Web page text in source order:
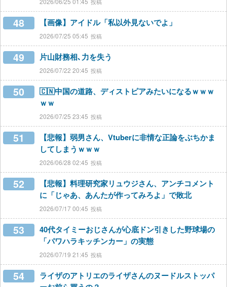
48 【画像】アイドル「私以外見ないでよ」
2026/07/25 05:45
49 片山財務相､力を失う
2026/07/22 20:45
50
🇨🇳中国の道路、ディストピアみたいになるｗｗｗ
ｗｗ
2026/07/25 23:45
51
【悲報】弱男さん、Vtuberに非情な正論をぶちかま
してしまうｗｗｗ
2026/06/28 02:45
52
【悲報】料理研究家リュウジさん、アンチコメント
に「じゃあ、あんたが作ってみろよ」で敗北
2026/07/17 00:45
53
40代タイミーおじさんが心底ドン引きした野球場の
「パワハラキッチンカー」の実態
2026/07/19 21:45
54
ライザのアトリエのライザさんのヌードルストッパ